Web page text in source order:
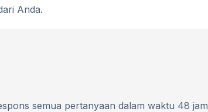
Anda.
semua pertanyaan dalam waktu 48 jam